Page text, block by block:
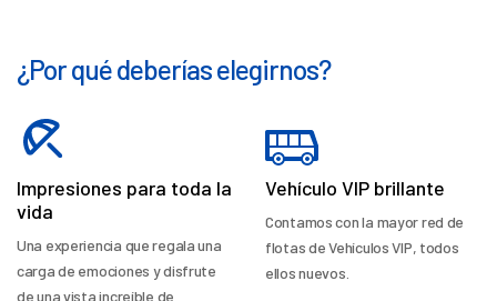
¿Por qué deberías elegirnos?
Impresiones para toda la
vida
Una experiencia que regala una
carga de emociones y disfrute
de una vista increíble de
Vehículo VIP brillante
Contamos con la mayor red de
flotas de Vehículos VIP, todos
ellos nuevos.